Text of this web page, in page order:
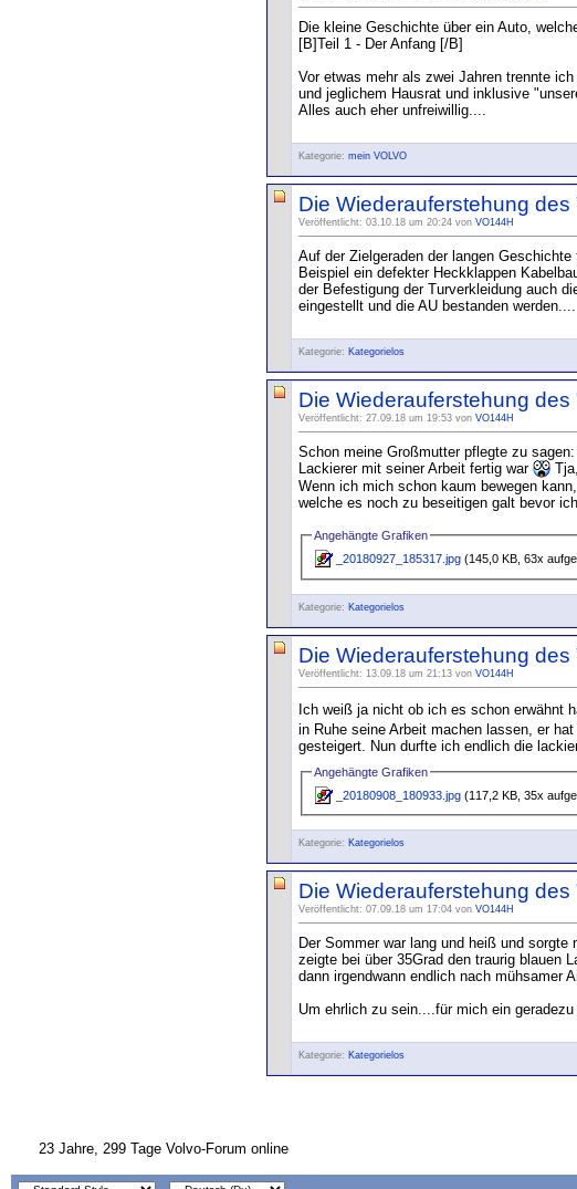
Die kleine Geschichte über ein Auto,
[B]Teil 1 - Der Anfang [/B]
Vor etwas mehr als zwei Jahren trennte
und jeglichem Hausrat und inklusive
Alles auch eher unfreiwillig....
Kategorie: mein VOLVO
Die Wiederauferstehung
Veröffentlicht: 03.10.18 um 20:24 von VO144H
Auf der Zielgeraden der langen
Beispiel ein defekter Heckklappen
der Befestigung der Turverkleidung auch
eingestellt und die AU bestanden werden....
Kategorie: Kategorielos
Die Wiederauferstehung
Veröffentlicht: 27.09.18 um 19:53 von VO144H
Schon meine Großmutter pflegte zu sagen:
Lackierer mit seiner Arbeit fertig war
Wenn ich mich schon kaum bewegen
welche es noch zu beseitigen galt bevor
Angehängte Grafiken
_20180927_185317.jpg (145,0 KB, 63x
Kategorie: Kategorielos
Die Wiederauferstehung
Veröffentlicht: 13.09.18 um 21:13 von VO144H
Ich weiß ja nicht ob ich es schon erwähnt
in Ruhe seine Arbeit machen lassen, er
gesteigert. Nun durfte ich endlich die
Angehängte Grafiken
_20180908_180933.jpg (117,2 KB, 35x
Kategorie: Kategorielos
Die Wiederauferstehung
Veröffentlicht: 07.09.18 um 17:04 von VO144H
Der Sommer war lang und heiß und
zeigte bei über 35Grad den traurig blauen
dann irgendwann endlich nach mühsamer
Um ehrlich zu sein....für mich ein
Kategorie: Kategorielos
23 Jahre, 299 Tage Volvo-Forum online